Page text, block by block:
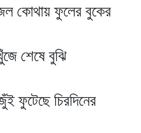
কোথায় ফুলের বুকের
শেষে বুঝি
ফুটেছে চিরদিনের